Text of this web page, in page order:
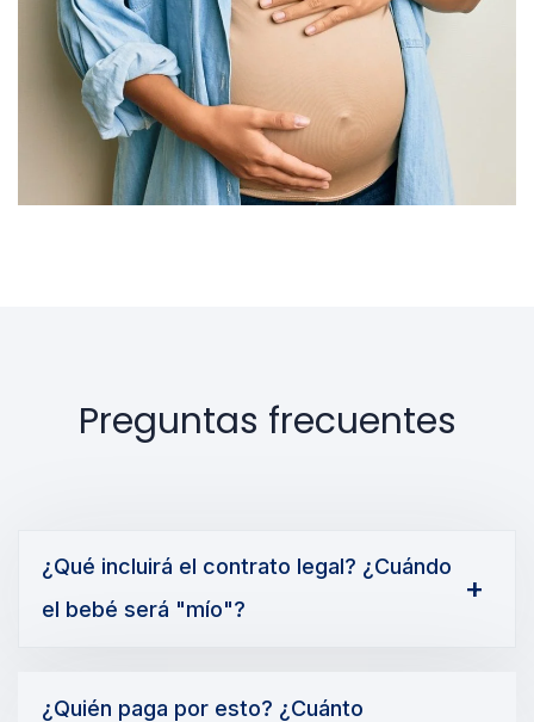
Preguntas frecuentes
¿Qué incluirá el contrato legal? ¿Cuándo
el bebé será "mío"?
¿Quién paga por esto? ¿Cuánto